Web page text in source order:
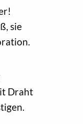
sie
Draht